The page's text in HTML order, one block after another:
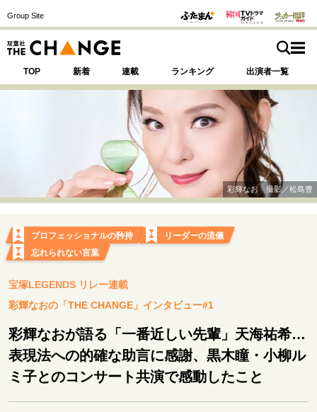
Group Site
TOP 新着 連載 ランキング 出演者一覧
注目の記事テーマで探す
運命を変えた出会い 決断の裏側
挫折からの再起
未知への挑戦
セカンドキャリアの描き方
独立という決断
大人の学び直し
ファーストキャリアを拓く
夢を掴む選択
彩輝なお 撮影／松島豊
プロフェッショナルの矜持
リーダーの流儀
忘れられない言葉
宝塚LEGENDS リレー連載
彩輝なおの「THE CHANGE」インタビュー#1
彩輝なおが語る「一番近しい先輩」天海祐希…
表現法への的確な助言に感謝、黒木瞳・小柳ル
ミ子とのコンサート共演で感動したこと